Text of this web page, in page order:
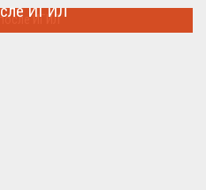
ИГИЛ